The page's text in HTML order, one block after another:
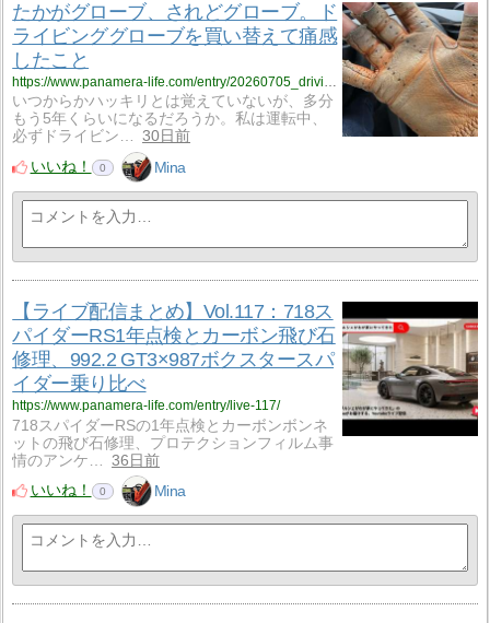
たかがグローブ、されどグローブ。ド
ライビンググローブを買い替えて痛感
したこと
https://www.panamera-life.com/entry/20260705_drivingglove/
いつからかハッキリとは覚えていないが、多分
もう5年くらいになるだろうか。私は運転中、
必ずドライビン…
30日前
いいね！
0 Mina
【ライブ配信まとめ】Vol.117：718ス
パイダーRS1年点検とカーボン飛び石
修理、992.2 GT3×987ボクスタースパ
イダー乗り比べ
https://www.panamera-life.com/entry/live-117/
718スパイダーRSの1年点検とカーボンボンネ
ットの飛び石修理、プロテクションフィルム事
情のアンケ…
36日前
いいね！
0 Mina